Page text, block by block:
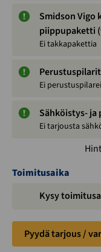
Smidson Vigo
piippupaketti
Ei takkapakettia
Perustuspilarit
Ei
Sähköistys-
Ei tarjousta
Toimitusaika
Kysy
Pyydä tarjous /